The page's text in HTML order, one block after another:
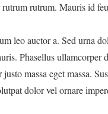
rutrum. Mauris id
leo auctor a. Sed urna
Phasellus
massa eget massa.
dolor vel ornare